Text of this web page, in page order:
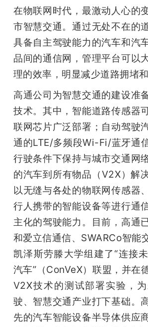
在物联网时代，最激动人心的
市智慧交通。通过无处不在的
具备自主驾驶能力的汽车和汽
品间的通信网，管理平台可以
理的效率，明显减少道路拥堵和
高通公司为智慧交通的建设准
技术。其中，智能道路传感器
联网芯片广泛部署；自动驾驶
通的LTE/多频段Wi-Fi/蓝牙通
行驶条件下保持与城市交通网
的汽车到所有物品（V2X）解
以无缝与各处的物联网传感器
行人携带的智能设备等进行通
主化的驾驶能力。目前，高通
和爱立信通信、SWARCo智能
凯泽斯劳滕大学组建了“连接
汽车”（ConVeX）联盟，并在
V2X技术的测试部署实验，
驶、智慧交通产业打下基础。
先的汽车智能设备半导体供应